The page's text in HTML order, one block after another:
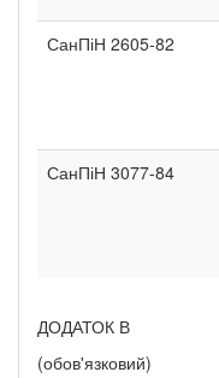
СанПіН 2605-82
СанПіН 3077-84
ДОДАТОК В
(обов'язковий)